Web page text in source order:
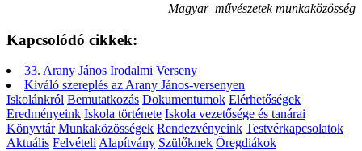
Magyar–művészetek munkaközösség
Kapcsolódó cikkek:
33. Arany János Irodalmi Verseny
Kiváló szereplés az Arany János-versenyen
Iskolánkról Bemutatkozás Dokumentumok Elérhetőségek
Eredményeink Iskola története Iskola vezetősége és tanárai
Könyvtár Munkaközösségek Rendezvényeink Testvérkapcsolatok
Aktuális Felvételi Alapítvány Szülőknek Öregdiákok